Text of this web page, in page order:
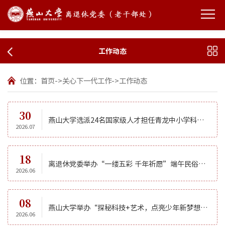
工作动态
位置： 首页->关心下一代工作->工作动态
30
2026.07
燕山大学选派24名国家级人才担任青龙中小学科学副校长
18
2026.06
离退休党委举办“一缕五彩 千年祈愿”端午民俗实践活动
08
2026.06
燕山大学举办“探秘科技+艺术，点亮少年新梦想”主题研学活动